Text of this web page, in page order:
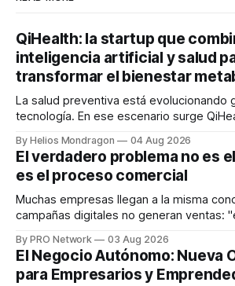
QiHealth: la startup que
inteligencia artificial y salud
transformar el bienestar
La salud preventiva está evolucionando
tecnología. En ese escenario surge
dispositivos inteligentes, inteligencia
en tiempo real para ayudar a las
decisiones sobre su salud metabólica.
responder
By Helios Mondragon 04 Aug 2026
El verdadero problema no es
es el proceso comercial
Muchas empresas llegan a la misma
campañas digitales no generan ventas:
INTERIUS, el problema suele estar en otro lugar.
una entrevista para el podcast SER PRO,
marketing digital explicó que
By PRO Network 03 Aug 2026
El Negocio Autónomo: Nueva
para Empresarios y